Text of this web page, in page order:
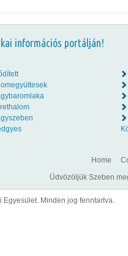
információs portálján!
Home
Üdvözöljük Szeben
Minden jog fenntartva.